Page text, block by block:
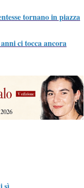
tornano in piazza
ci tocca ancora
sì